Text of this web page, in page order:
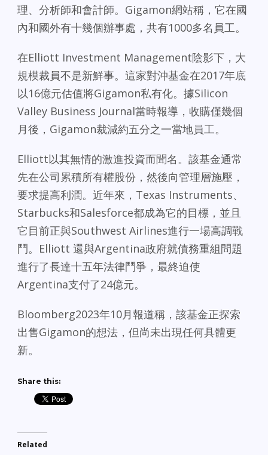
理、分析師和會計師。Gigamon網站稱，它在國
內和國外有十幾個辦事處，共有1000多名員工。
在Elliott Investment Management陰影下，大
規模裁員不是新鮮事。這家對沖基金在2017年底
以16億元估值將Gigamon私有化。據Silicon
Valley Business Journal當時報導，收購僅幾個
月後，Gigamon裁減約五分之一當地員工。
Elliott以其無情的激進投資而聞名。該基金通常
先在公司累積所有權股份，然後向管理層施壓，
要求提高利潤。近年來，Texas Instruments、
Starbucks和Salesforce都成為它的目標，並且
它目前正與Southwest Airlines進行一場高調戰
鬥。Elliott 還與Argentina政府就債務重組問題
進行了長達十五年法律鬥爭，最終迫使
Argentina支付了24億元。
Bloomberg2023年10月報道稱，該基金正探索
出售Gigamon的想法，但尚未出現任何具體更
新。
Share this:
Related